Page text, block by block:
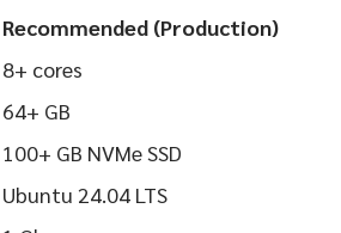
Recommended (Production)
8+ cores
64+ GB
100+ GB NVMe SSD
Ubuntu 24.04 LTS